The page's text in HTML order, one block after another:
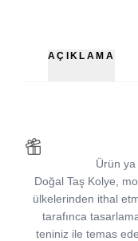
AÇIKLAMA
Ürün ya
Doğal Taş Kolye,
ülkelerinden ithal
tarafınca
teniniz ile temas